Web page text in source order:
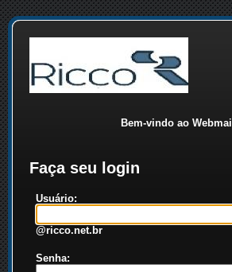
Bem-vindo ao Webmail
Faça seu login
Usuário:
@ricco.net.br
Senha: